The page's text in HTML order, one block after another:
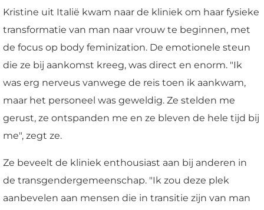
Kristine uit Italië kwam naar de kliniek om haar fysieke
transformatie van man naar vrouw te beginnen, met
de focus op body feminization. De emotionele steun
die ze bij aankomst kreeg, was direct en enorm. "Ik
was erg nerveus vanwege de reis toen ik aankwam,
maar het personeel was geweldig. Ze stelden me
gerust, ze ontspanden me en ze bleven de hele tijd bij
me", zegt ze.
Ze beveelt de kliniek enthousiast aan bij anderen in
de transgendergemeenschap. "Ik zou deze plek
aanbevelen aan mensen die in transitie zijn van man